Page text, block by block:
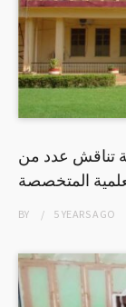
تناقش عدد من
المتخصصة
BY 5 YEARSAGO